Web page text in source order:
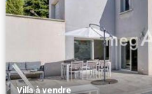
Villa·à vendre